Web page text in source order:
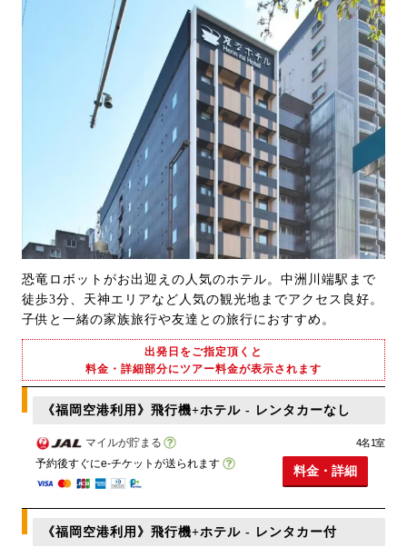
恐竜ロボットがお出迎えの人気のホテル。中洲川端駅まで
徒歩3分、天神エリアなど人気の観光地までアクセス良好。
子供と一緒の家族旅行や友達との旅行におすすめ。
出発日をご指定頂くと
料金・詳細部分にツアー料金が表示されます
《福岡空港利用》飛行機+ホテル - レンタカーなし
マイルが貯まる
予約後すぐにe-チケットが送られます
4名1室
料金・詳細
《福岡空港利用》飛行機+ホテル - レンタカー付